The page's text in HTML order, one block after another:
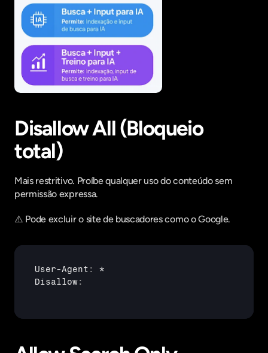
Disallow All (Bloqueio
total)
Mais restritivo. Proíbe qualquer uso do conteúdo sem
permissão expressa.
⚠️ Pode excluir o site de buscadores como o Google.
User-Agent :
*
Disallow: